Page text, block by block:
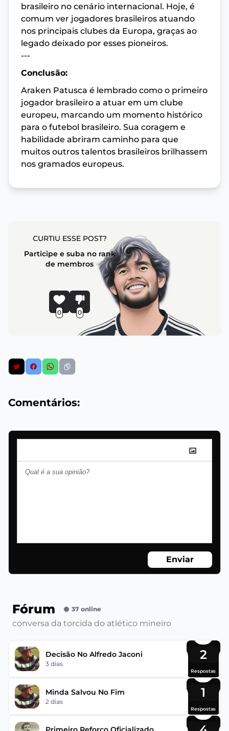
brasileiro no cenário internacional. Hoje, é
comum ver jogadores brasileiros atuando
nos principais clubes da Europa, graças ao
legado deixado por esses pioneiros.
---
Conclusão:
Araken Patusca é lembrado como o primeiro
jogador brasileiro a atuar em um clube
europeu, marcando um momento histórico
para o futebol brasileiro. Sua coragem e
habilidade abriram caminho para que
muitos outros talentos brasileiros brilhassem
nos gramados europeus.
CURTIU ESSE POST?
Participe e suba no rank
de membros
0 0
Comentários:
Enviar
Fórum 37 online
conversa da torcida do atlético mineiro
Decisão No Alfredo Jaconi
3 dias
2
Respostas
Minda Salvou No Fim
2 dias
1
Respostas